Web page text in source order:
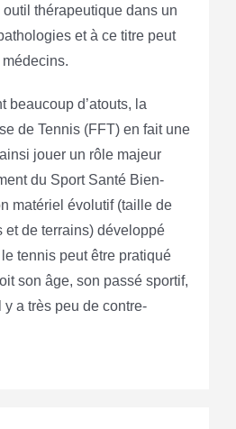
thérapeutique dans un
et à ce titre peut
beaucoup d’atouts, la
de Tennis (FFT) en fait une
jouer un rôle majeur
du Sport Santé Bien-
matériel évolutif (taille de
et de terrains) développé
tennis peut être pratiqué
son âge, son passé sportif,
a très peu de contre-